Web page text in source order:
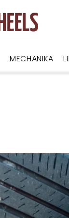
MECHANIKA